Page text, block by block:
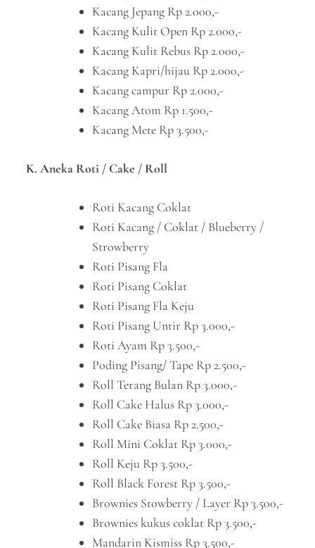
Kacang Jepang Rp 2.000,-
Kacang Kulit Open Rp 2.000,-
Kacang Kulit Rebus Rp 2.000,-
Kacang Kapri/hijau Rp 2.000,-
Kacang campur Rp 2.000,-
Kacang Atom Rp 1.500,-
Kacang Mete Rp 3.500,-
K. Aneka Roti / Cake / Roll
Roti Kacang Coklat
Roti Kacang / Coklat / Blueberry /
Strowberry
Roti Pisang Fla
Roti Pisang Coklat
Roti Pisang Fla Keju
Roti Pisang Untir Rp 3.000,-
Roti Ayam Rp 3.500,-
Poding Pisang/ Tape Rp 2.500,-
Roll Terang Bulan Rp 3.000,-
Roll Cake Halus Rp 3.000,-
Roll Cake Biasa Rp 2.500,-
Roll Mini Coklat Rp 3.000,-
Roll Keju Rp 3.500,-
Roll Black Forest Rp 3.500,-
Brownies Stowberry / Layer Rp 3.500,-
Brownies kukus coklat Rp 3.500,-
Mandarin Kismiss Rp 3.500,-